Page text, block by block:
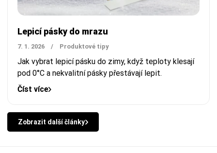
Lepicí pásky do mrazu
7. 1. 2026 / Produktové tipy
Jak vybrat lepicí pásku do zimy, když teploty klesají
pod 0°C a nekvalitní pásky přestávají lepit.
Číst více
Zobrazit další články